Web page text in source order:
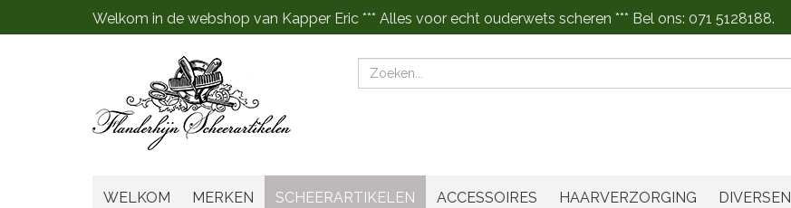
Welkom in de webshop van Kapper Eric *** Alles voor echt ouderwets scheren *** Bel ons: 071 5128188.
Zoeken
WELKOM MERKEN SCHEERARTIKELEN ACCESSOIRES HAARVERZORGING DIVERSEN